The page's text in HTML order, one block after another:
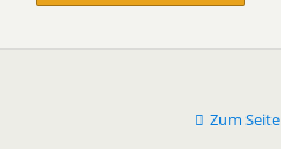
Zum